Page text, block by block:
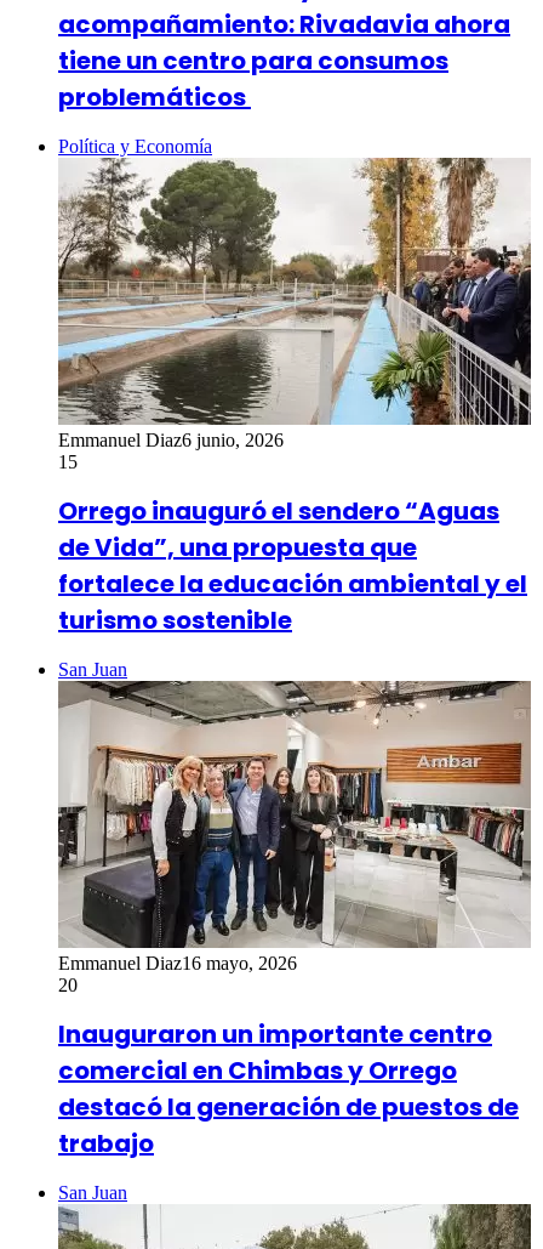
acompañamiento: Rivadavia ahora
tiene un centro para consumos
problemáticos
Política y Economía
Emmanuel Diaz6 junio, 2026
15
Orrego inauguró el sendero “Aguas
de Vida”, una propuesta que
fortalece la educación ambiental y el
turismo sostenible
San Juan
Emmanuel Diaz16 mayo, 2026
20
Inauguraron un importante centro
comercial en Chimbas y Orrego
destacó la generación de puestos de
trabajo
San Juan